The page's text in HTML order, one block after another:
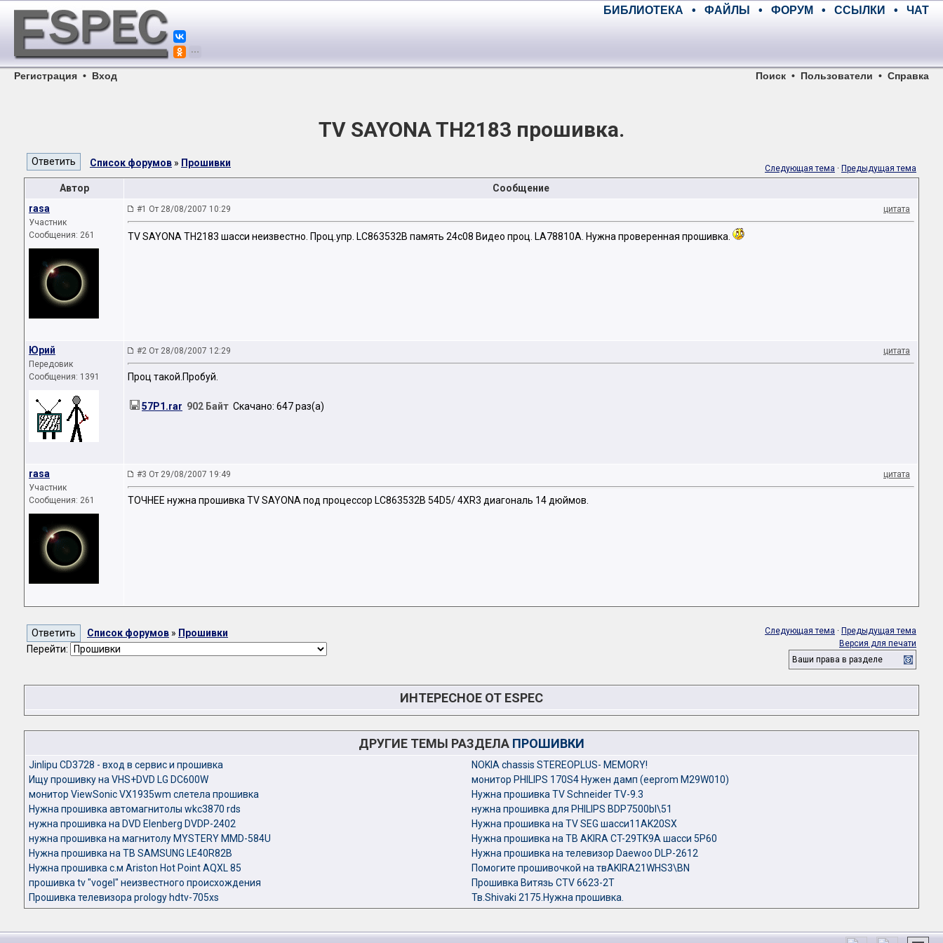
БИБЛИОТЕКА • ФАЙЛЫ • ФОРУМ • ССЫЛКИ • ЧАТ
Регистрация • Вход Поиск • Пользователи • Справка
TV SAYONA TH2183 прошивка.
Список форумов » Прошивки Следующая тема · Предыдущая тема
Автор
Сообщение
rasa
Участник
Сообщения: 261
#1 От 28/08/2007 10:29 цитата
TV SAYONA TH2183 шасси неизвестно. Проц.упр. LC863532B память 24с08 Видео проц. LA78810A. Нужна проверенная прошивка.
Юрий
Передовик
Сообщения: 1391
#2 От 28/08/2007 12:29 цитата
Проц такой.Пробуй.
57P1.rar 902 Байт Скачано: 647 раз(а)
rasa
Участник
Сообщения: 261
#3 От 29/08/2007 19:49 цитата
ТОЧНЕЕ нужна прошивка TV SAYONA под процессор LC863532B 54D5/ 4XR3 диагональ 14 дюймов.
Список форумов » Прошивки
Перейти:
Следующая тема · Предыдущая тема
Версия для печати
Ваши права в разделе
ИНТЕРЕСНОЕ ОТ ESPEC
ДРУГИЕ ТЕМЫ РАЗДЕЛА ПРОШИВКИ
Jinlipu CD3728 - вход в сервис и прошивка
NOKIA chassis STEREOPLUS- MEMORY!
Ищу прошивку на VHS+DVD LG DC600W
монитор PHILIPS 170S4 Нужен дамп (eeprom M29W010)
монитор ViewSonic VX1935wm слетела прошивка
Нужна прошивка TV Schneider TV-9.3
Нужна прошивка автомагнитолы wkc3870 rds
нужна прошивка для PHILIPS BDP7500bl\51
нужна прошивка на DVD Elenberg DVDP-2402
Нужна прошивка на TV SEG шасси11AK20SX
нужна прошивка на магнитолу MYSTERY MMD-584U
Нужна прошивка на ТВ AKIRA CT-29TK9A шасси 5P60
Нужна прошивка на ТВ SAMSUNG LE40R82B
Нужна прошивка на телевизор Daewoo DLP-2612
Нужна прошивка с.м Ariston Hot Point AQXL 85
Помогите прошивочкой на твAKIRA21WHS3\BN
прошивка tv "vogel" неизвестного происхождения
Прошивка Витязь CTV 6623-2T
Прошивка телевизора prology hdtv-705xs
Тв.Shivaki 2175.Нужна прошивка.